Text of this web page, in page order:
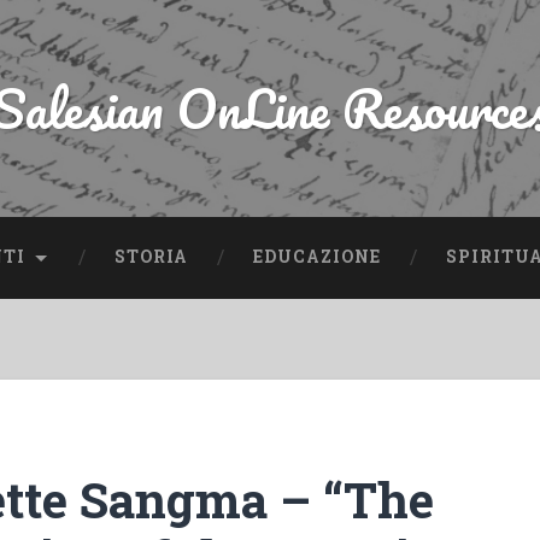
OnLine
STORIA EDUCAZIONE
Sangma – “The